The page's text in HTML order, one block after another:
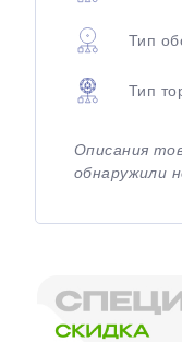
Тип
Тип
Описания
обнаружили